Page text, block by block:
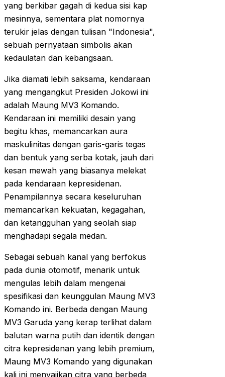
yang berkibar gagah di kedua sisi kap
mesinnya, sementara plat nomornya
terukir jelas dengan tulisan "Indonesia",
sebuah pernyataan simbolis akan
kedaulatan dan kebangsaan.
Jika diamati lebih saksama, kendaraan
yang mengangkut Presiden Jokowi ini
adalah Maung MV3 Komando.
Kendaraan ini memiliki desain yang
begitu khas, memancarkan aura
maskulinitas dengan garis-garis tegas
dan bentuk yang serba kotak, jauh dari
kesan mewah yang biasanya melekat
pada kendaraan kepresidenan.
Penampilannya secara keseluruhan
memancarkan kekuatan, kegagahan,
dan ketangguhan yang seolah siap
menghadapi segala medan.
Sebagai sebuah kanal yang berfokus
pada dunia otomotif, menarik untuk
mengulas lebih dalam mengenai
spesifikasi dan keunggulan Maung MV3
Komando ini. Berbeda dengan Maung
MV3 Garuda yang kerap terlihat dalam
balutan warna putih dan identik dengan
citra kepresidenan yang lebih premium,
Maung MV3 Komando yang digunakan
kali ini menyajikan citra yang berbeda